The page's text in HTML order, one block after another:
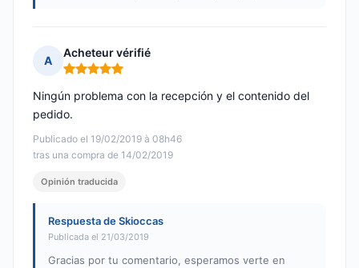
A
Acheteur vérifié
Nota: 5 de 5
Publicado el 19/02/2019 à 08h46
tras una compra de 14/02/2019
Ningún problema con la recepción y el contenido del
pedido.
Opinión traducida
Respuesta de Skioccas
Publicada el 21/03/2019
Gracias por tu comentario, esperamos verte en